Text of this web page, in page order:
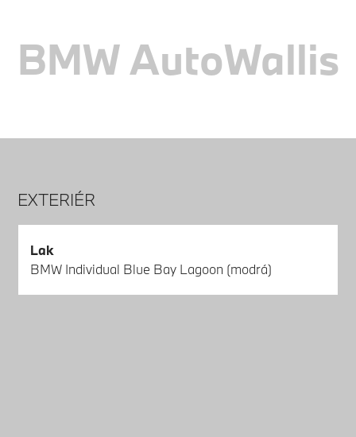
BMW AutoWallis
EXTERIÉR
Lak
BMW Individual Blue Bay Lagoon (modrá)